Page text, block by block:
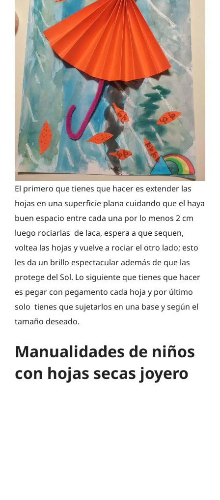
El primero que tienes que hacer es extender las
hojas en una superficie plana cuidando que el haya
buen espacio entre cada una por lo menos 2 cm
luego rociarlas de laca, espera a que sequen,
voltea las hojas y vuelve a rociar el otro lado; esto
les da un brillo espectacular además de que las
protege del Sol. Lo siguiente que tienes que hacer
es pegar con pegamento cada hoja y por último
solo tienes que sujetarlos en una base y según el
tamaño deseado.
Manualidades de niños
con hojas secas joyero